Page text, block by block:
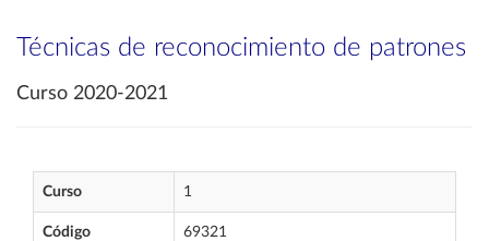
Técnicas de reconocimiento de patrones
Curso 2020-2021
Curso 1
Código 69321